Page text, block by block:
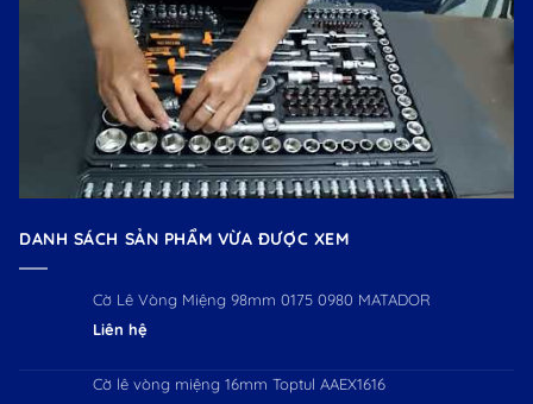
DANH SÁCH SẢN PHẨM VỪA ĐƯỢC XEM
Cờ Lê Vòng Miệng 98mm 0175 0980 MATADOR
Liên hệ
Cờ lê vòng miệng 16mm Toptul AAEX1616